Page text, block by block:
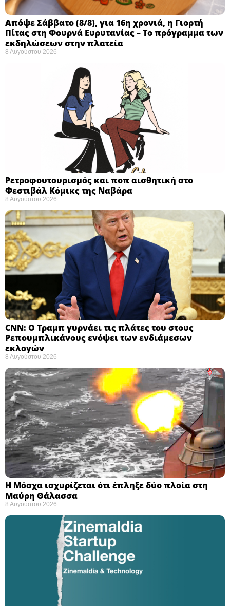
Απόψε Σάββατο (8/8), για 16η χρονιά, η Γιορτή
Πίτας στη Φουρνά Ευρυτανίας – Το πρόγραμμα των
εκδηλώσεων στην πλατεία
8 Αυγούστου 2026
Ρετροφουτουρισμός και ποπ αισθητική στο
Φεστιβάλ Κόμικς της Ναβάρα ​
8 Αυγούστου 2026
CNN: Ο Τραμπ γυρνάει τις πλάτες του στους
Ρεπουμπλικάνους ενόψει των ενδιάμεσων
εκλογών ​
8 Αυγούστου 2026
Η Μόσχα ισχυρίζεται ότι έπληξε δύο πλοία στη
Μαύρη Θάλασσα ​
8 Αυγούστου 2026